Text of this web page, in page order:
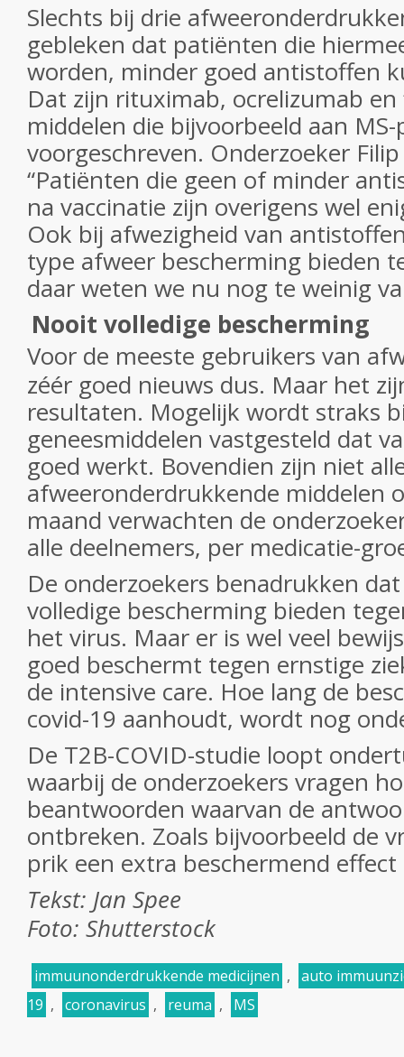
Slechts bij drie
gebleken dat patiënten die
worden, minder goed antistoffen
Dat zijn rituximab, ocrelizumab
middelen die bijvoorbeeld aan
voorgeschreven. Onderzoeker
“Patiënten die geen of minder
na vaccinatie zijn overigens wel
Ook bij afwezigheid van
type afweer bescherming bieden
daar weten we nu nog te weinig
Nooit volledige bescherming
Voor de meeste gebruikers van
zéér goed nieuws dus. Maar het
resultaten. Mogelijk wordt straks
geneesmiddelen vastgesteld dat
goed werkt. Bovendien zijn niet
afweeronderdrukkende middelen
maand verwachten de
alle deelnemers, per medicatie-
De onderzoekers benadrukken
volledige bescherming bieden
het virus. Maar er is wel veel
goed beschermt tegen ernstige
de intensive care. Hoe lang de
covid-19 aanhoudt, wordt nog
De T2B-COVID-studie loopt
waarbij de onderzoekers vragen
beantwoorden waarvan de
ontbreken. Zoals bijvoorbeeld de
prik een extra beschermend
Tekst: Jan Spee
Foto: Shutterstock
immuunonderdrukkende medicijnen , auto
19 , coronavirus , reuma , MS